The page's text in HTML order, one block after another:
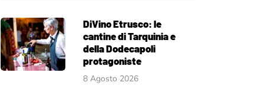
DiVino Etrusco: le
cantine di Tarquinia e
della Dodecapoli
protagoniste
8 Agosto 2026